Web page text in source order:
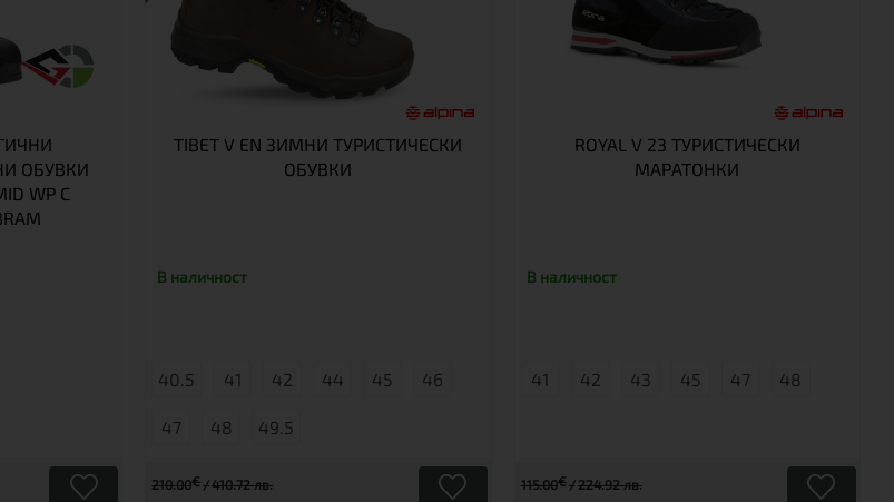
ОБУВКИ
WP С
TIBET V EN ЗИМНИ ТУРИСТИЧЕСКИ
ОБУВКИ
В наличност
40.5 41 42 44 45 46
47 48 49.5
210.00€ 410.72 лв.
ROYAL V 23 ТУРИСТИЧЕСКИ
МАРАТОНКИ
В наличност
41 42 43 45 47 48
115.00€ 224.92 лв.